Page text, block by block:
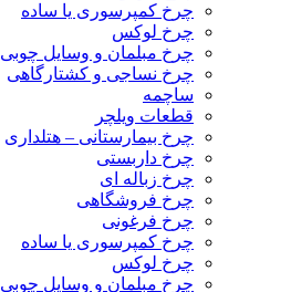
چرخ کمپرسوری یا ساده
چرخ لوکس
چرخ مبلمان و وسایل چوبی
چرخ نساجی و کشتارگاهی
ساچمه
قطعات ویلچر
چرخ بیمارستانی – هتلداری
چرخ داربستی
چرخ زباله ای
چرخ فروشگاهی
چرخ فرغونی
چرخ کمپرسوری یا ساده
چرخ لوکس
چرخ مبلمان و وسایل چوبی